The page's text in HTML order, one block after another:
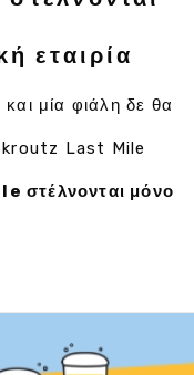
εταιρία
μία φιάλη δε θα
Last Mile
στέλνονται μόνο